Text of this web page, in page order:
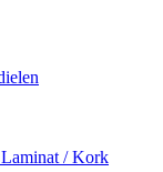
/ Kork